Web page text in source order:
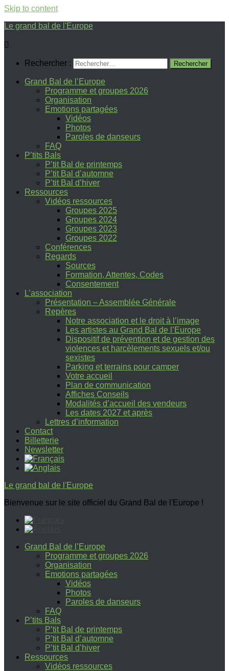
Skip to content
Le grand bal de l'Europe
Rechercher :
Grand Bal de l’Europe
Programme et groupes 2026
Organisation
Emotions partagées
Vidéos
Photos
Paroles de danseurs
FAQ
P’tits Bals
P’tit Bal de printemps
P’tit Bal d’automne
P’tit Bal d’hiver
Ressources
Vidéos ressources
Groupes 2025
Groupes 2024
Groupes 2023
Groupes 2022
Conférences
Regards
Sources
Formation, Attentes, Codes
Consentement
L’association
Présentation – Assemblée Générale
Repères
Notre association et le droit à l’image
Les artistes au Grand Bal de l’Europe
Dispositif de prévention et de gestion des
violences et harcèlements sexuels et/ou
sexistes
Parking et terrains pour camper
Votre accueil
Plan de communication
Affiches Conseils
Modalités d’accueil des vendeurs
Les dates 2027 et après
Lettres d’information
Contact
Billetterie
Newsletter
Le grand bal de l'Europe
Bienvenue sur le site officiel du Grand Bal de l'Europe !
Grand Bal de l’Europe
Programme et groupes 2026
Organisation
Emotions partagées
Vidéos
Photos
Paroles de danseurs
FAQ
P’tits Bals
P’tit Bal de printemps
P’tit Bal d’automne
P’tit Bal d’hiver
Ressources
Vidéos ressources